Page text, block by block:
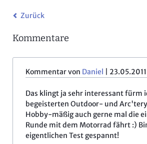
Zurück
Kommentare
Kommentar von Daniel 23.05.2011
Das klingt ja sehr interessant fürm
begeisterten Outdoor- und
Hobby-mäßig auch gerne mal die
Runde mit dem Motorrad fährt :)
eigentlichen Test gespannt!